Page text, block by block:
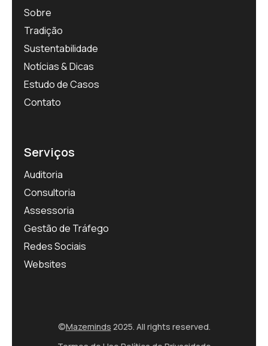
Sobre
Tradição
Sustentabilidade
Notícias & Dicas
Estudo de Casos
Contato
Serviços
Auditoria
Consultoria
Assessoria
Gestão de Tráfego
Redes Sociais
Websites
©Mazeminds 2025. All rights reserved.